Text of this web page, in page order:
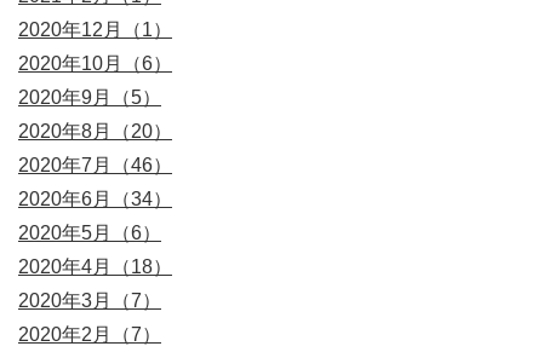
2020年12月（1）
2020年10月（6）
2020年9月（5）
2020年8月（20）
2020年7月（46）
2020年6月（34）
2020年5月（6）
2020年4月（18）
2020年3月（7）
2020年2月（7）